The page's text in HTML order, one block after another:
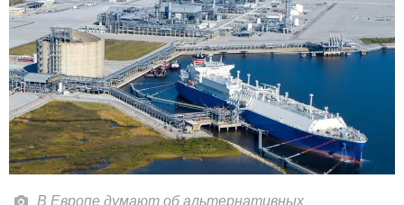
В Европе думают об альтернативных